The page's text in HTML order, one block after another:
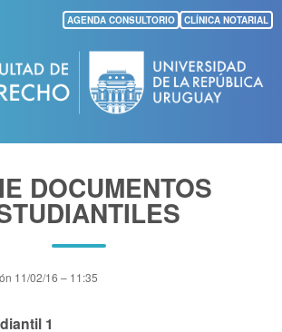
Pasar
al
contenido
principal
AGENDA CONSULTORIO CLÍNICA NOTARIAL
DOCUMENTOS
11/02/16 – 11:35
1